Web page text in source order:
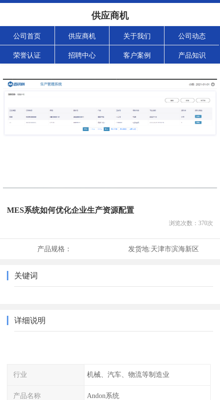
供应商机
公司首页 供应商机 关于我们 公司动态
荣誉认证 招聘中心 客户案例 产品知识
MES系统如何优化企业生产资源配置
浏览次数： 370次
产品规格： 发货地:天津市滨海新区
关键词
详细说明
行业 机械、汽车、物流等制造业
产品名称 Andon系统